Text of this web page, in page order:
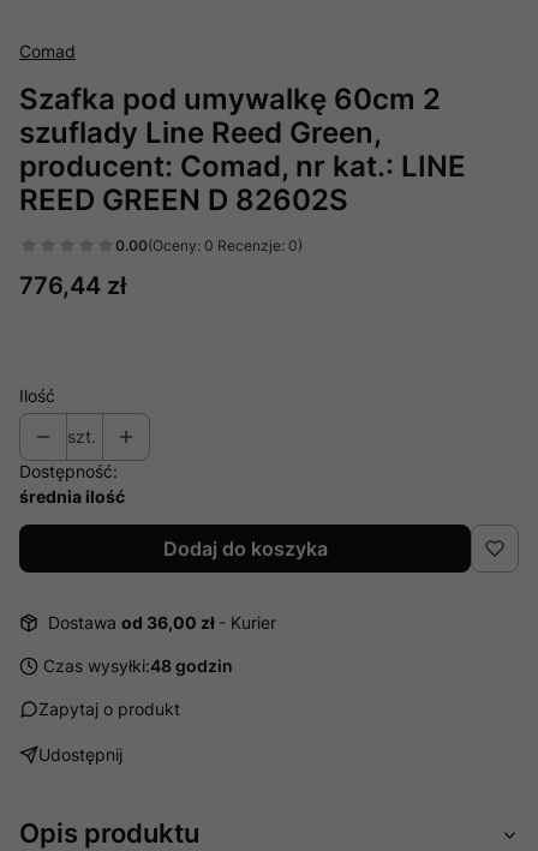
Comad
Szafka pod umywalkę 60cm 2
szuflady Line Reed Green,
producent: Comad, nr kat.: LINE
REED GREEN D 82602S
0.00(Oceny: 0 Recenzje: 0)
Cena
776,44 zł
Ilość
szt.
Dostępność:
średnia ilość
Dodaj do koszyka
Dostawa od 36,00 zł - Kurier
Czas wysyłki:48 godzin
Zapytaj o produkt
Udostępnij
Opis produktu